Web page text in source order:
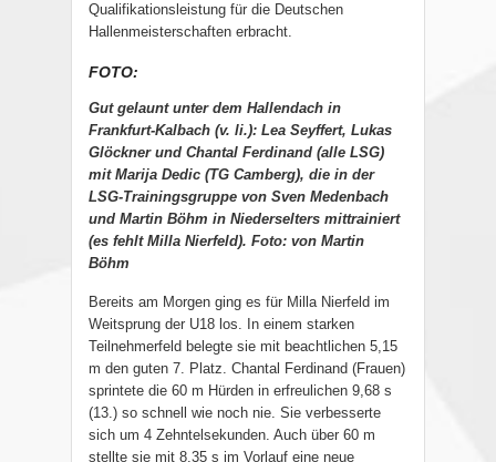
Qualifikationsleistung für die Deutschen
Hallenmeisterschaften erbracht.
FOTO:
Gut gelaunt unter dem Hallendach in
Frankfurt-Kalbach (v. li.): Lea Seyffert, Lukas
Glöckner und Chantal Ferdinand (alle LSG)
mit Marija Dedic (TG Camberg), die in der
LSG-Trainingsgruppe von Sven Medenbach
und Martin Böhm in Niederselters mittrainiert
(es fehlt Milla Nierfeld). Foto: von Martin
Böhm
Bereits am Morgen ging es für Milla Nierfeld im
Weitsprung der U18 los. In einem starken
Teilnehmerfeld belegte sie mit beachtlichen 5,15
m den guten 7. Platz. Chantal Ferdinand (Frauen)
sprintete die 60 m Hürden in erfreulichen 9,68 s
(13.) so schnell wie noch nie. Sie verbesserte
sich um 4 Zehntelsekunden. Auch über 60 m
stellte sie mit 8,35 s im Vorlauf eine neue